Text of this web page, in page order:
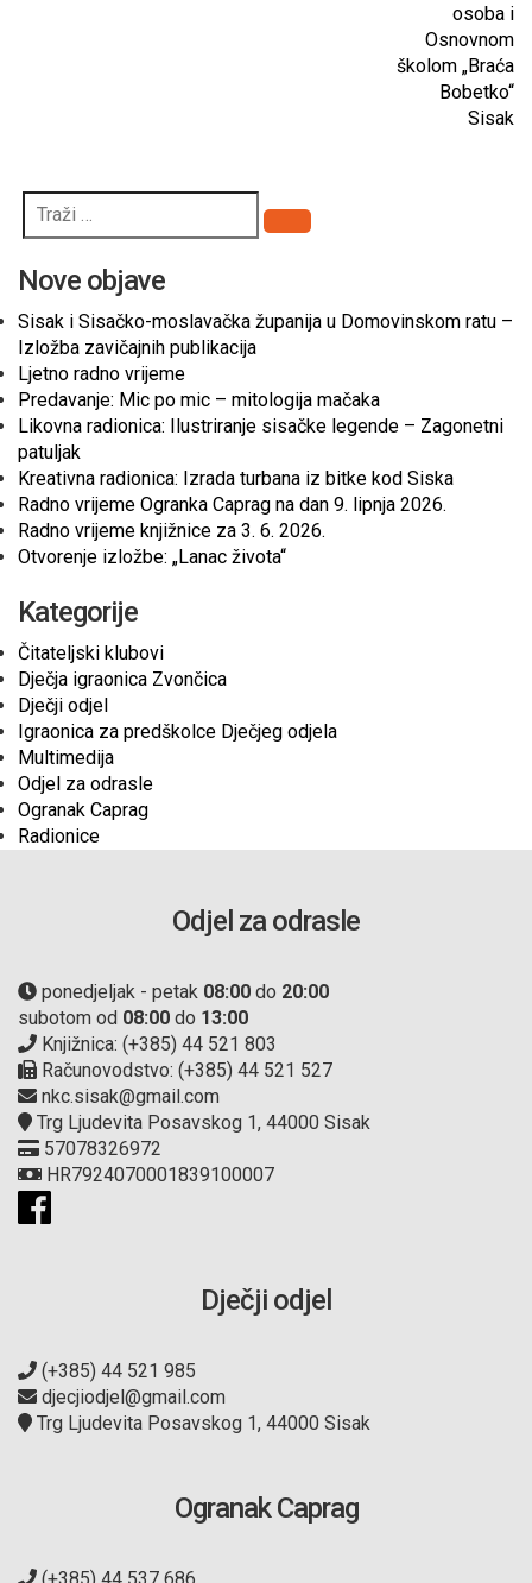
osoba i
Osnovnom
školom „Braća
Bobetko“
Sisak
Pretraži
Nove objave
Sisak i Sisačko-moslavačka županija u Domovinskom ratu –
Izložba zavičajnih publikacija
Ljetno radno vrijeme
Predavanje: Mic po mic – mitologija mačaka
Likovna radionica: Ilustriranje sisačke legende – Zagonetni
patuljak
Kreativna radionica: Izrada turbana iz bitke kod Siska
Radno vrijeme Ogranka Caprag na dan 9. lipnja 2026.
Radno vrijeme knjižnice za 3. 6. 2026.
Otvorenje izložbe: „Lanac života“
Kategorije
Čitateljski klubovi
Dječja igraonica Zvončica
Dječji odjel
Igraonica za predškolce Dječjeg odjela
Multimedija
Odjel za odrasle
Ogranak Caprag
Radionice
Odjel za odrasle
ponedjeljak - petak 08:00 do 20:00
subotom od 08:00 do 13:00
Knjižnica: (+385) 44 521 803
Računovodstvo: (+385) 44 521 527
nkc.sisak@gmail.com
Trg Ljudevita Posavskog 1, 44000 Sisak
57078326972
HR7924070001839100007
Dječji odjel
(+385) 44 521 985
djecjiodjel@gmail.com
Trg Ljudevita Posavskog 1, 44000 Sisak
Ogranak Caprag
(+385) 44 537 686